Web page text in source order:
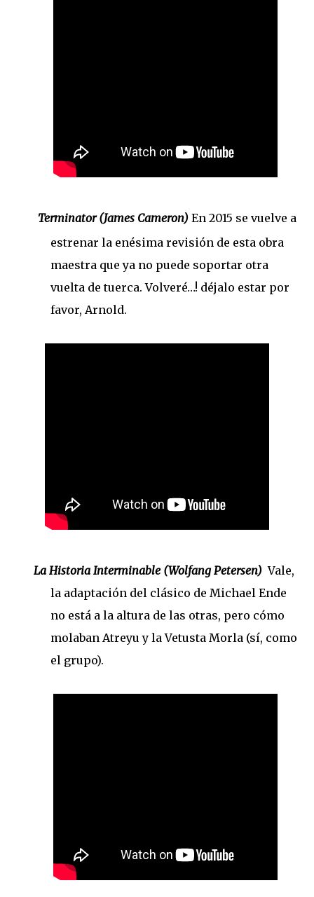
Terminator (James Cameron) En 2015 se vuelve a
estrenar la enésima revisión de esta obra
maestra que ya no puede soportar otra
vuelta de tuerca. Volveré…! déjalo estar por
favor, Arnold.
La Historia Interminable(Wolfang Petersen) Vale,
la adaptación del clásico de Michael Ende
no está a la altura de las otras, pero cómo
molaban Atreyu y la Vetusta Morla (sí, como
el grupo).